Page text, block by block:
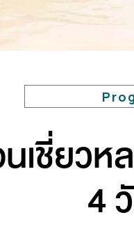
นเชี่ยว
4